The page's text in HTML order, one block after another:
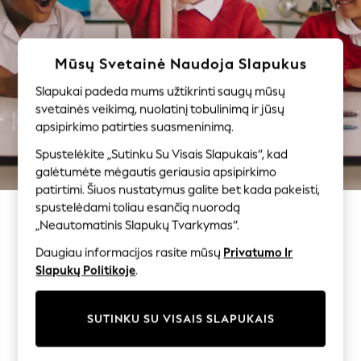
Swimwear
Tops
Shorts
Joggers
adidas
Nike
All Girls Schoolwear
Shoes
Dresses
Trousers
Skirts
Shirts
Polo Shirts
Sweatshirts
Cardigans
Underwear
Socks & Tights
Mūsų Svetainė Naudoja Slapukus
Slapukai padeda mums užtikrinti saugų mūsų
svetainės veikimą, nuolatinį tobulinimą ir jūsų
apsipirkimo patirties suasmeninimą.
Spustelėkite „Sutinku Su Visais Slapukais“, kad
galėtumėte mėgautis geriausia apsipirkimo
patirtimi. Šiuos nustatymus galite bet kada pakeisti,
spustelėdami toliau esančią nuorodą
„Neautomatinis Slapukų Tvarkymas“.
Daugiau informacijos rasite mūsų Privatumo Ir
Slapukų Politikoje.
SUTINKU SU VISAIS SLAPUKAIS